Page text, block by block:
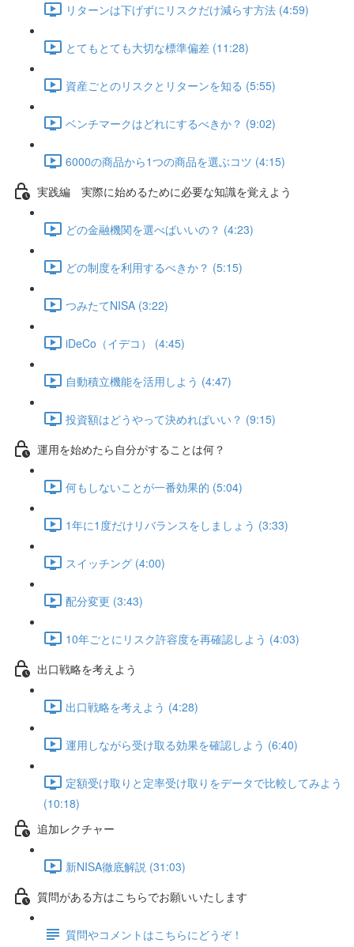
リターンは下げずにリスクだけ減らす方法 (4:59)
とてもとても大切な標準偏差 (11:28)
資産ごとのリスクとリターンを知る (5:55)
ベンチマークはどれにするべきか？ (9:02)
6000の商品から1つの商品を選ぶコツ (4:15)
実践編 実際に始めるために必要な知識を覚えよう
どの金融機関を選べばいいの？ (4:23)
どの制度を利用するべきか？ (5:15)
つみたてNISA (3:22)
iDeCo（イデコ） (4:45)
自動積立機能を活用しよう (4:47)
投資額はどうやって決めればいい？ (9:15)
運用を始めたら自分がすることは何？
何もしないことが一番効果的 (5:04)
1年に1度だけリバランスをしましょう (3:33)
スイッチング (4:00)
配分変更 (3:43)
10年ごとにリスク許容度を再確認しよう (4:03)
出口戦略を考えよう
出口戦略を考えよう (4:28)
運用しながら受け取る効果を確認しよう (6:40)
定額受け取りと定率受け取りをデータで比較してみよう
(10:18)
追加レクチャー
新NISA徹底解説 (31:03)
質問がある方はこちらでお願いいたします
質問やコメントはこちらにどうぞ！